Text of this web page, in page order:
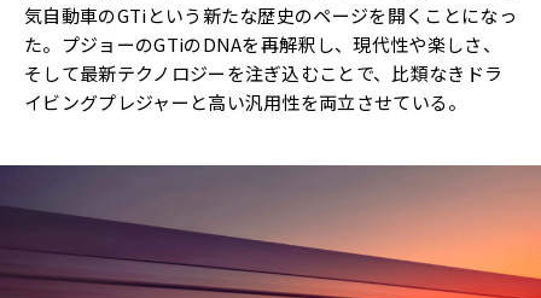
気自動車のGTiという新たな歴史のページを開くことになっ
た。プジョーのGTiのDNAを再解釈し、現代性や楽しさ、
そして最新テクノロジーを注ぎ込むことで、比類なきドラ
イビングプレジャーと高い汎用性を両立させている。